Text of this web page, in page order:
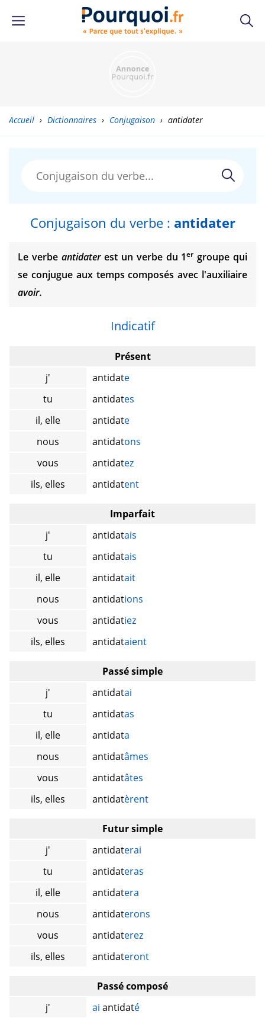
Accueil › Dictionnaires › Conjugaison › antidater
Conjugaison du verbe : antidater
Le verbe antidaterest un verbe du 1er groupe qui
se conjugue aux temps composés avec l'auxiliaire
avoir.
Indicatif
Présent
j'
antidate
tu
antidates
il, elle
antidate
nous
antidatons
vous
antidatez
ils, elles
antidatent
Imparfait
j'
antidatais
tu
antidatais
il, elle
antidatait
nous
antidations
vous
antidatiez
ils, elles
antidataient
Passé simple
j'
antidatai
tu
antidatas
il, elle
antidata
nous
antidatâmes
vous
antidatâtes
ils, elles
antidatèrent
Futur simple
j'
antidaterai
tu
antidateras
il, elle
antidatera
nous
antidaterons
vous
antidaterez
ils, elles
antidateront
Passé composé
j'
ai antidaté